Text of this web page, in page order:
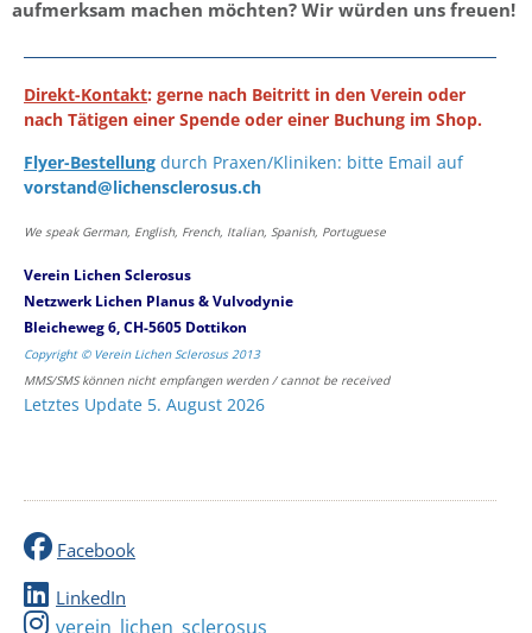
aufmerksam machen möchten? Wir würden uns freuen!
Direkt-Kontakt: gerne nach Beitritt in den Verein oder
nach Tätigen einer Spende oder einer Buchung im Shop.
Flyer-Bestellung durch Praxen/Kliniken: bitte Email auf
vorstand@lichensclerosus.ch
We speak German, English, French, Italian, Spanish, Portuguese
Verein Lichen Sclerosus
Netzwerk Lichen Planus & Vulvodynie
Bleicheweg 6, CH-5605 Dottikon
Copyright © Verein Lichen Sclerosus 2013
MMS/SMS können nicht empfangen werden / cannot be received
Letztes Update 5. August 2026
Facebook
LinkedIn
verein_lichen_sclerosus